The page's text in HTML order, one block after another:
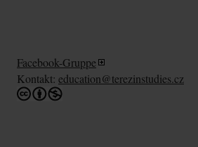
Facebook-Gruppe
Kontakt: education@terezinstudies.cz